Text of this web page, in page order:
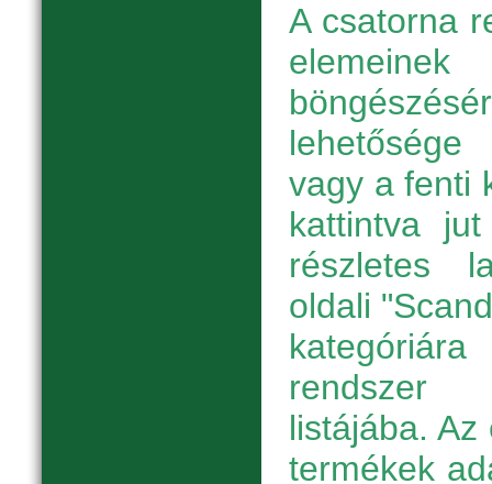
A csatorna
elemeinek
vagy a fenti
kattintva
részletes
oldali
rendszer
listájába.
termékek